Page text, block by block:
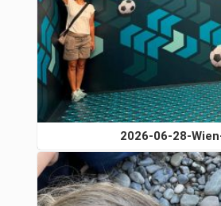
2026-06-28-